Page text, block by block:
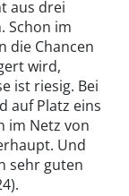
aus drei
Schon im
die Chancen
wird,
ist riesig. Bei
auf Platz eins
im Netz von
Und
sehr guten